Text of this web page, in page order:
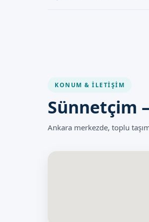
KONUM & İLETIŞIM
Sünnetçim
Ankara merkezde, toplu